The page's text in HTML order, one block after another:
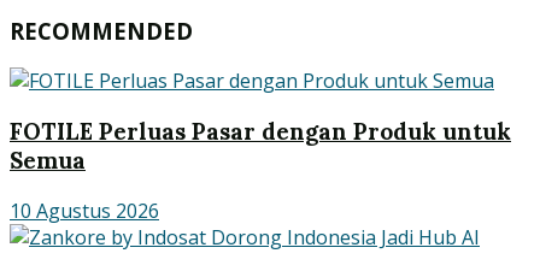
RECOMMENDED
FOTILE Perluas Pasar dengan Produk untuk
Semua
10 Agustus 2026